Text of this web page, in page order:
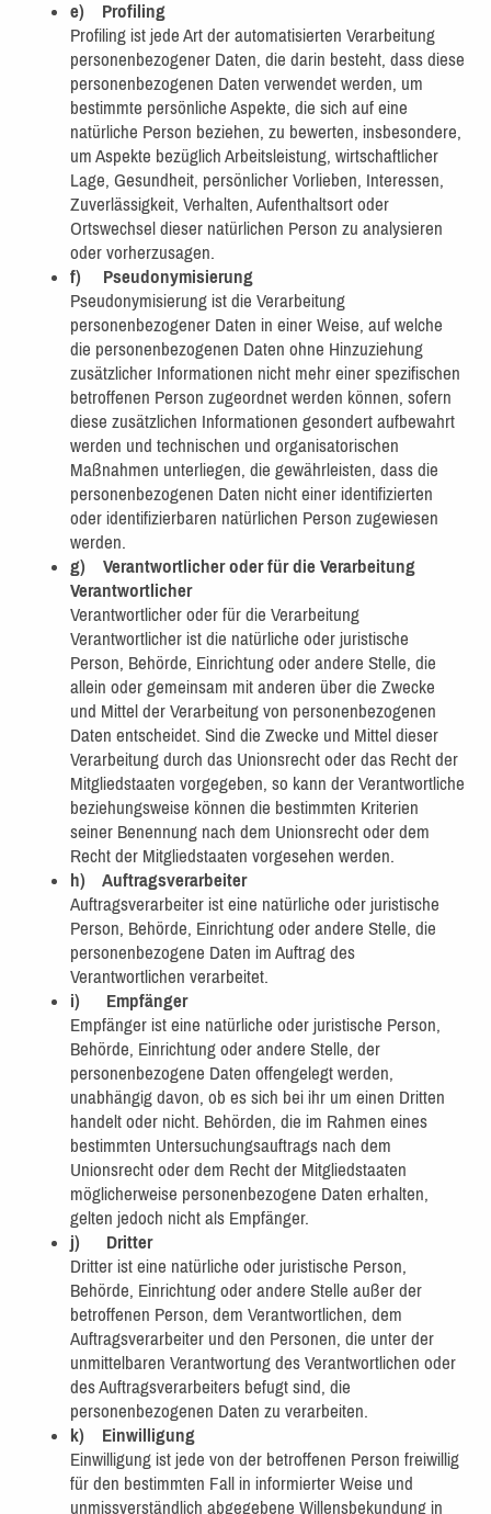
e) Profiling
Profiling ist jede Art der automatisierten Verarbeitung
personenbezogener Daten, die darin besteht, dass diese
personenbezogenen Daten verwendet werden, um
bestimmte persönliche Aspekte, die sich auf eine
natürliche Person beziehen, zu bewerten, insbesondere,
um Aspekte bezüglich Arbeitsleistung, wirtschaftlicher
Lage, Gesundheit, persönlicher Vorlieben, Interessen,
Zuverlässigkeit, Verhalten, Aufenthaltsort oder
Ortswechsel dieser natürlichen Person zu analysieren
oder vorherzusagen.
f) Pseudonymisierung
Pseudonymisierung ist die Verarbeitung
personenbezogener Daten in einer Weise, auf welche
die personenbezogenen Daten ohne Hinzuziehung
zusätzlicher Informationen nicht mehr einer spezifischen
betroffenen Person zugeordnet werden können, sofern
diese zusätzlichen Informationen gesondert aufbewahrt
werden und technischen und organisatorischen
Maßnahmen unterliegen, die gewährleisten, dass die
personenbezogenen Daten nicht einer identifizierten
oder identifizierbaren natürlichen Person zugewiesen
werden.
g) Verantwortlicher oder für die Verarbeitung
Verantwortlicher
Verantwortlicher oder für die Verarbeitung
Verantwortlicher ist die natürliche oder juristische
Person, Behörde, Einrichtung oder andere Stelle, die
allein oder gemeinsam mit anderen über die Zwecke
und Mittel der Verarbeitung von personenbezogenen
Daten entscheidet. Sind die Zwecke und Mittel dieser
Verarbeitung durch das Unionsrecht oder das Recht der
Mitgliedstaaten vorgegeben, so kann der Verantwortliche
beziehungsweise können die bestimmten Kriterien
seiner Benennung nach dem Unionsrecht oder dem
Recht der Mitgliedstaaten vorgesehen werden.
h) Auftragsverarbeiter
Auftragsverarbeiter ist eine natürliche oder juristische
Person, Behörde, Einrichtung oder andere Stelle, die
personenbezogene Daten im Auftrag des
Verantwortlichen verarbeitet.
i) Empfänger
Empfänger ist eine natürliche oder juristische Person,
Behörde, Einrichtung oder andere Stelle, der
personenbezogene Daten offengelegt werden,
unabhängig davon, ob es sich bei ihr um einen Dritten
handelt oder nicht. Behörden, die im Rahmen eines
bestimmten Untersuchungsauftrags nach dem
Unionsrecht oder dem Recht der Mitgliedstaaten
möglicherweise personenbezogene Daten erhalten,
gelten jedoch nicht als Empfänger.
j) Dritter
Dritter ist eine natürliche oder juristische Person,
Behörde, Einrichtung oder andere Stelle außer der
betroffenen Person, dem Verantwortlichen, dem
Auftragsverarbeiter und den Personen, die unter der
unmittelbaren Verantwortung des Verantwortlichen oder
des Auftragsverarbeiters befugt sind, die
personenbezogenen Daten zu verarbeiten.
k) Einwilligung
Einwilligung ist jede von der betroffenen Person freiwillig
für den bestimmten Fall in informierter Weise und
unmissverständlich abgegebene Willensbekundung in